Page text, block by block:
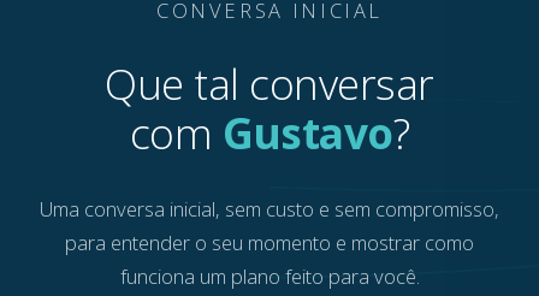
CONVERSA INICIAL
Que tal conversar
com Gustavo?
Uma conversa inicial, sem custo e sem compromisso,
para entender o seu momento e mostrar como
funciona um plano feito para você.